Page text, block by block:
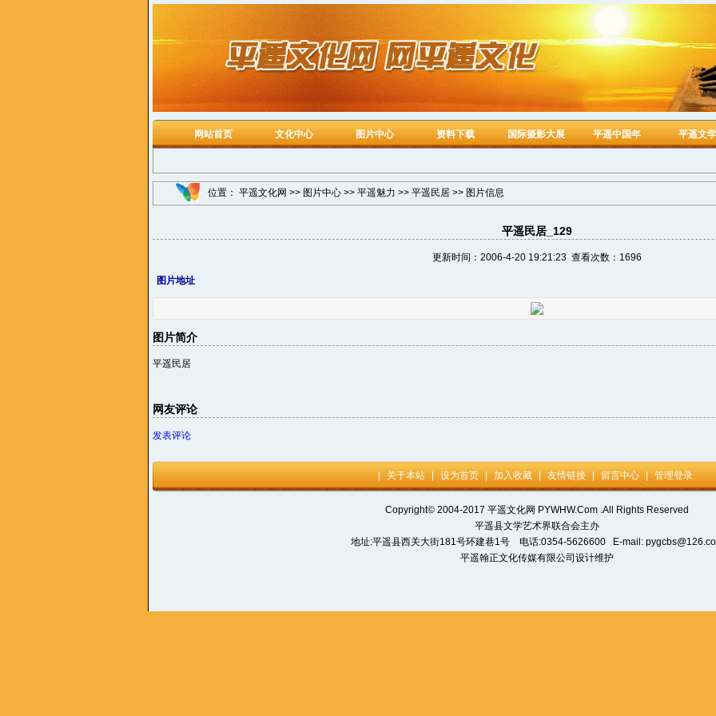
网站首页 文化中心 图片中心 资料下载 国际摄影大展 平遥中国年 平遥文学
位置： 平遥文化网 >> 图片中心 >> 平遥魅力 >> 平遥民居 >> 图片信息
平遥民居_129
更新时间：2006-4-20 19:21:23 查看次数：1696
图片地址
图片简介
平遥民居
网友评论
发表评论
关于本站 设为首页 加入收藏 友情链接 留言中心 管理登录
Copyright© 2004-2017 平遥文化网 PYWHW.Com .All Rights Reserved
平遥县文学艺术界联合会主办
地址:平遥县西关大街181号环建巷1号 电话:0354-5626600 E-mail:
平遥翰正文化传媒有限公司设计维护